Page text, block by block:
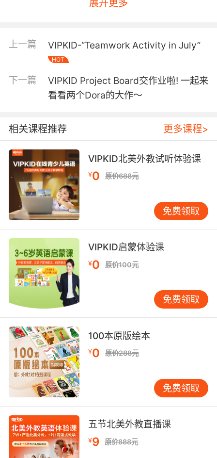
Mix the butter and the chocolate.
展开更多
上一篇 VIPKID-“Teamwork Activity in July”
HOT
下一篇
VIPKID Project Board交作业啦! 一起来
看看两个Dora的大作～
相关课程推荐 更多课程>
VIPKID北美外教试听体验课
¥0 原价688元
免费领取
VIPKID启蒙体验课
¥0 原价100元
免费领取
100本原版绘本
¥0 原价288元
免费领取
五节北美外教直播课
¥9 原价888元